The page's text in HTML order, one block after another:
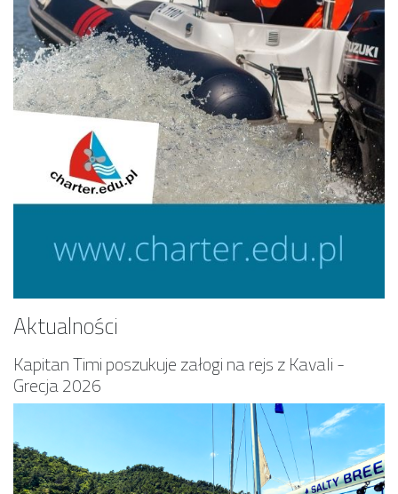
Aktualności
Kapitan Timi poszukuje załogi na rejs z Kavali -
Grecja 2026